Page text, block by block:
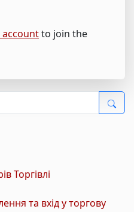
accountto join the
Торгівлі
та вхід у торгову